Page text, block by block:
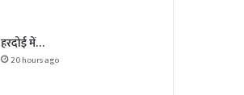
हरदोई में…
20 hours ago